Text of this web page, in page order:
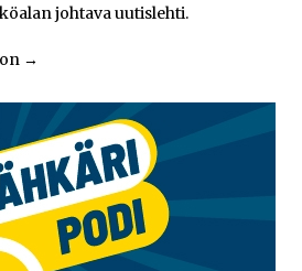
johtava uutislehti.
→